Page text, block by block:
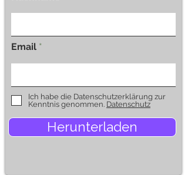
Email
Ich habe die Datenschutzerklärung zur
Kenntnis genommen. Datenschutz
Herunterladen